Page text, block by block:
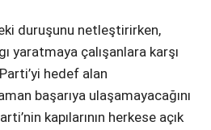
duruşunu netleştirirken,
yaratmaya çalışanlara karşı
hedef alan
başarıya ulaşamayacağını
kapılarının herkese açık